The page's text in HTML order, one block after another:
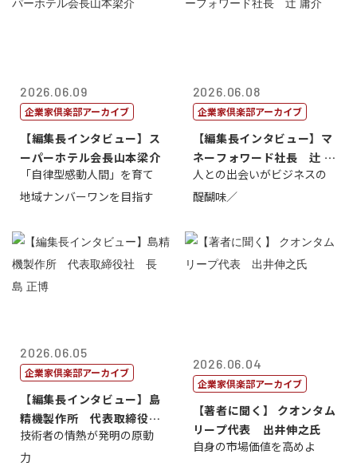
2026.06.09
企業家倶楽部アーカイブ
【編集長インタビュー】ス
ーパーホテル会長山本梁介
「自律型感動人間」を育て
地域ナンバーワンを目指す
2026.06.08
企業家倶楽部アーカイブ
【編集長インタビュー】マ
ネーフォワード社長 辻 庸
介
人との出会いがビジネスの
醍醐味／
2026.06.05
企業家倶楽部アーカイブ
【編集長インタビュー】島
精機製作所 代表取締役
社 長 島 正...
技術者の情熱が発明の原動
力
2026.06.04
企業家倶楽部アーカイブ
【著者に聞く】 クオンタム
リープ代表 出井伸之氏
自身の市場価値を高めよ